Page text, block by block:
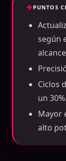
PUNTOS
según
Ciclos
un 30%.
Mayor
alto